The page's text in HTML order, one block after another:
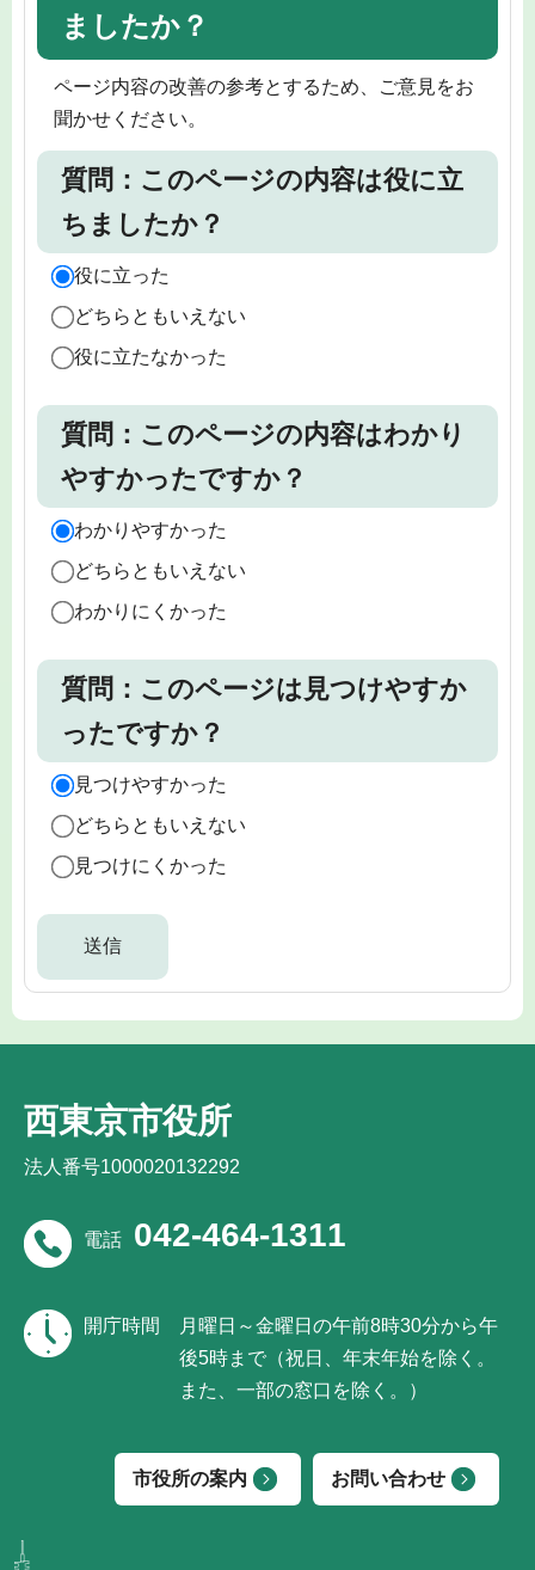
ましたか？
ページ内容の改善の参考とするため、ご意見をお
聞かせください。
質問：このページの内容は役に立
ちましたか？
役に立った
どちらともいえない
役に立たなかった
質問：このページの内容はわかり
やすかったですか？
わかりやすかった
どちらともいえない
わかりにくかった
質問：このページは見つけやすか
ったですか？
見つけやすかった
どちらともいえない
見つけにくかった
西東京市役所
法人番号1000020132292
電話 042-464-1311
開庁時間
月曜日～金曜日の午前8時30分から午
後5時まで（祝日、年末年始を除く。
また、一部の窓口を除く。）
市役所の案内 お問い合わせ